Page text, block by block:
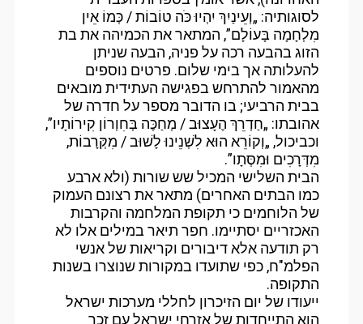
לסוגותיה: „וְעֵינַיִךְ יִהְיוּ כֹּה טוֹבוֹת / כְּמוֹ אֵין
מִלְחָמָה בָּעוֹלָם”, המתאר את הכמיהה את בת
הזוג בהבעה רכה על פניה, הבעה שניתן
להעלותה אך בימי שלום. פרטים נוספים
מהאמור להתרחש בפגישה העתידית מובאים
בבית הרביעי; בו הדובר מספר על חדרה של
אהובתו: „חַדְרֵךְ הֶעָצוּב / מְחַכֶּה בְּחִוְרוֹן קִירוֹתָיו”,
וכביכול, „וְקוֹרֵא הוּא לִשְׁנֵינוּ לָשׁוּב / מִקְּרָבוֹת,
מִדְּרָכִים וּמִסְּתָו”.
הבית השלישי המכיל שש שורות (ולא ארבע
כמו הבתים האחרים) מתאר את רצונם העמוק
של הלוחמים כי תקופת המלחמה והקרבות
האכזריים יסתיימו. חפר תיאר במילים אלו לא
רק תודעה אלא דיבורים וקריאות של אנשי
הפלמ"ח, כפי שתועדו במקורות שנוצרו בשנות
התקופה.
ייעודו של יום הזיכרון לחללי מערכות ישראל
הוא התייחדות של אזרחי ישראל עם זכר